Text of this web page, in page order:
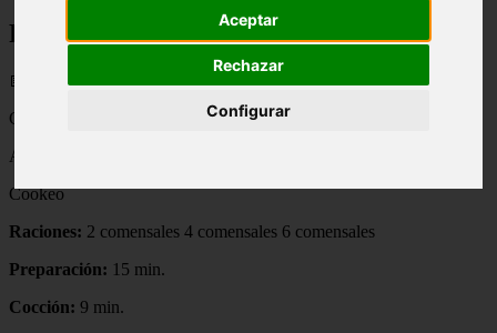
Aceptar
Rechazar
Configurar
Recetas Cookeo: Crema de brócoli
📅 03/09/2025
Crema de brócoli
Autor:
Cookeo
Raciones: 2 comensales 4 comensales 6 comensales
Preparación: 15 min.
Cocción: 9 min.